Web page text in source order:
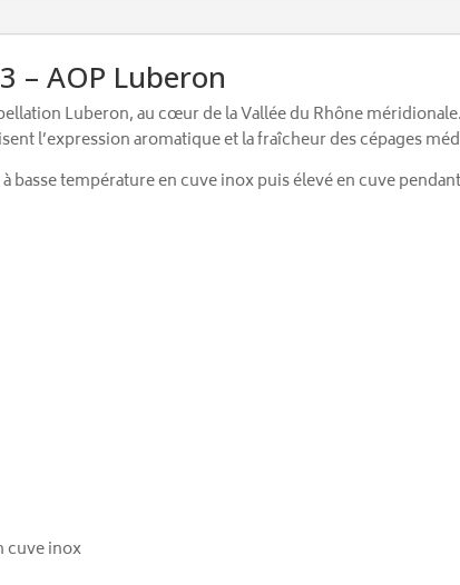
– AOP Luberon
Luberon, au cœur de la Vallée du Rhône
l’expression aromatique et la fraîcheur des cépages
basse température en cuve inox puis élevé en cuve
cuve inox